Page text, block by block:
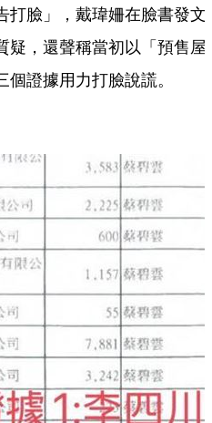
打臉」，戴瑋姍在臉書發文
疑，還聲稱當初以「預售屋
證據用力打臉說謊。